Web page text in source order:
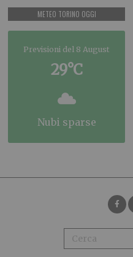
METEO TORINO OGGI
Previsioni del 8 August
29°C
nubi sparse